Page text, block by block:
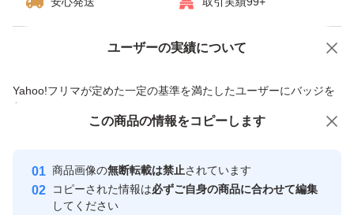
ユーザーの実績について
Yahoo!フリマが定めた一定の基準を満たしたユーザーにバッジを
付与しています
安心取引出品者
心・安全なユーザーです
取引実績
価格の相談 商品への質問
この商品の情報をコピーします
商品画像の無断転載は禁止されています
コピーされた情報は必ずご自身の商品に合わせて編集
してください
この商品をみている人にオススメ